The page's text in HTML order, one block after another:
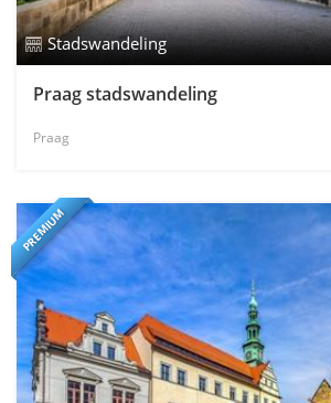
Stadswandeling
Praag stadswandeling
Praag
PREMIUM